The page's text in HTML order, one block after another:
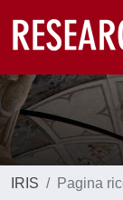
IRIS Pagina